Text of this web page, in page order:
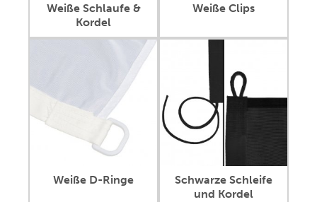
Weiße Schlaufe &
Kordel
Weiße Clips
Weiße D-Ringe
Schwarze Schleife
und Kordel